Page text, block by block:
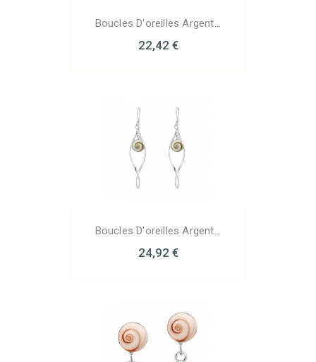
Boucles D'oreilles Argent...
22,42 €
Boucles D'oreilles Argent...
24,92 €